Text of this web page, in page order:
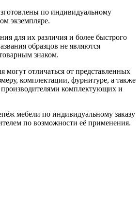
по индивидуальному
экземпляре.
для их различия и более быстрого
образцов не являются
знаком.
могут отличаться от представленных
комплектации, фурнитуре, а также
комплектующих и
мебели по индивидуальному заказу
по возможности её применения.